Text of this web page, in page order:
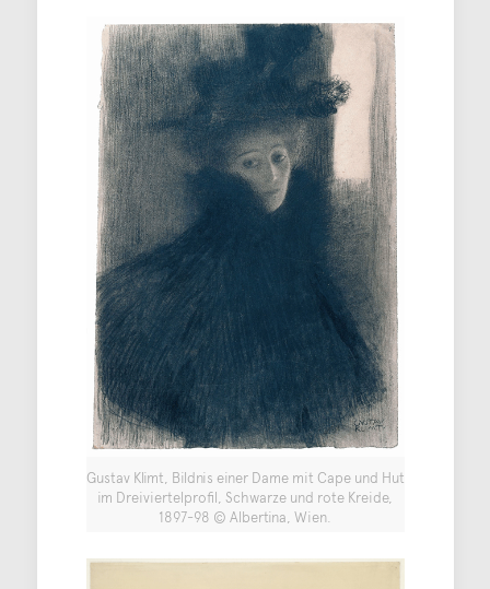
Gustav Klimt, Bildnis einer Dame mit Cape und Hut
im Dreiviertelprofil, Schwarze und rote Kreide,
1897-98 © Albertina, Wien.